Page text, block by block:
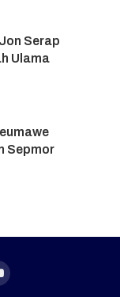
Serap
Ulama
Sepmor